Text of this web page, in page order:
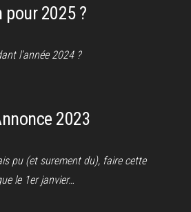
pour 2025 ?
l’année 2024 ?
2023
pu (et surement du), faire cette
le 1er janvier…